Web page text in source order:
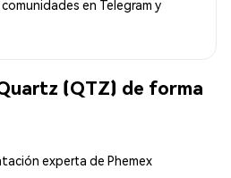
en Telegram y
(QTZ) de forma
experta de Phemex